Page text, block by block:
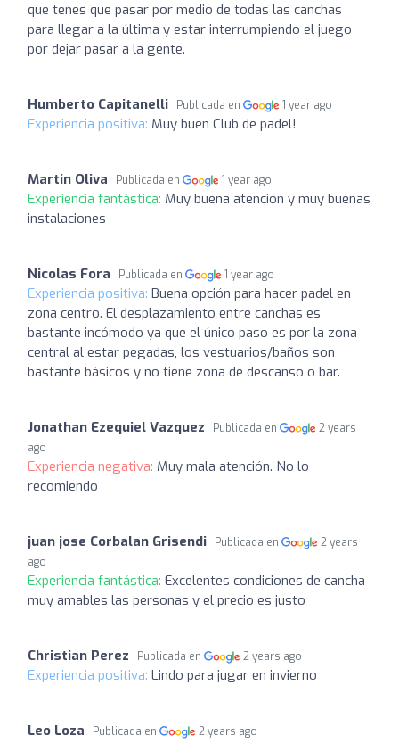
que tenes que pasar por medio de todas las canchas
para llegar a la última y estar interrumpiendo el juego
por dejar pasar a la gente.
Humberto Capitanelli Publicada en 1 year ago
Experiencia positiva: Muy buen Club de padel!
Martin Oliva Publicada en 1 year ago
Experiencia fantástica: Muy buena atención y muy buenas
instalaciones
Nicolas Fora Publicada en 1 year ago
Experiencia positiva: Buena opción para hacer padel en
zona centro. El desplazamiento entre canchas es
bastante incómodo ya que el único paso es por la zona
central al estar pegadas, los vestuarios/baños son
bastante básicos y no tiene zona de descanso o bar.
Jonathan Ezequiel Vazquez Publicada en
2 years
ago
Experiencia negativa: Muy mala atención. No lo
recomiendo
juan jose Corbalan Grisendi Publicada en
2 years
ago
Experiencia fantástica: Excelentes condiciones de cancha
muy amables las personas y el precio es justo
Christian Perez Publicada en 2 years ago
Experiencia positiva: Lindo para jugar en invierno
Leo Loza Publicada en 2 years ago